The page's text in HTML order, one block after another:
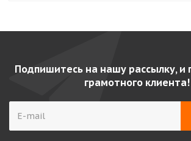
Подпишитесь на нашу рассылку, и
грамотного клиента!